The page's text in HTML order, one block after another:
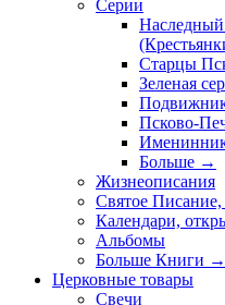
Серии
Наследный
Старцы
Зеленая
Псково-
Больше →
Жизнеописания
Святое
Календари,
Альбомы
Больше Книги →
Церковные товары
Свечи